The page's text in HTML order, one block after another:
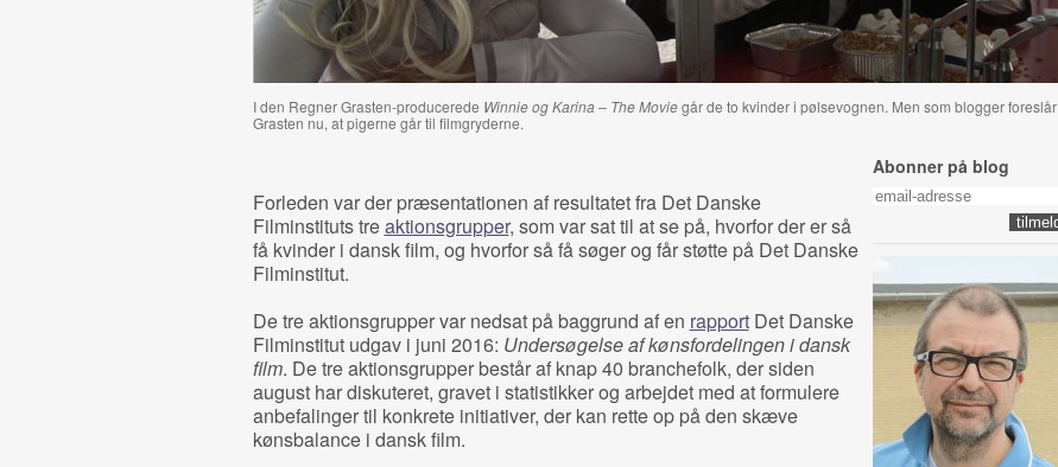
I den Regner Grasten-producerede Winnie og Karina – The Moviegår de to kvinder i pølsevognen. Men som blogger foreslår
Grasten nu, at pigerne går til filmgryderne.
Forleden var der præsentationen af resultatet fra Det Danske
Filminstituts treaktionsgrupper, som var sat til at se på, hvorfor der er så
få kvinder i dansk film, og hvorfor så få søger og får støtte på Det Danske
Filminstitut.
De tre aktionsgrupper var nedsat på baggrund af en rapportDet Danske
Filminstitut udgav i juni 2016: Undersøgelse af kønsfordelingen i dansk
film. De tre aktionsgrupper består af knap 40 branchefolk, der siden
august har diskuteret, gravet i statistikker og arbejdet med at formulere
anbefalinger til konkrete initiativer, der kan rette op på den skæve
kønsbalance i dansk film.
Abonner på blog